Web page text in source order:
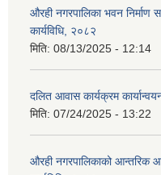
औरही नगरपालिका भवन निर्माण
कार्यविधि, २०८२
मिति: 08/13/2025 - 12:14
दलित आवास कार्यक्रम
मिति: 07/24/2025 - 13:22
औरही नगरपालिकाको आन्तरिक